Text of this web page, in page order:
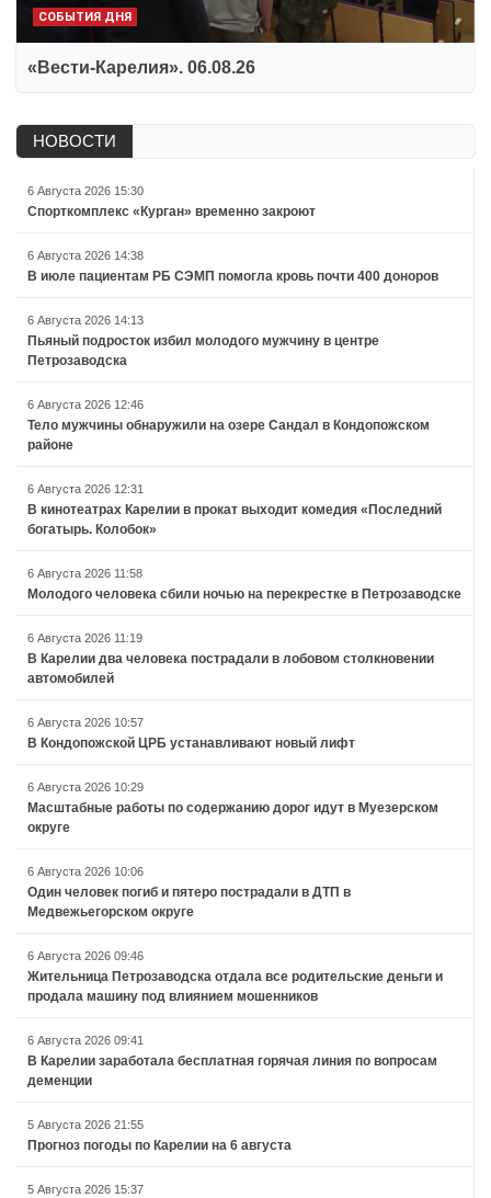
СОБЫТИЯ ДНЯ
«Вести-Карелия». 06.08.26
НОВОСТИ
6 Августа 2026 15:30
Спорткомплекс «Курган» временно закроют
6 Августа 2026 14:38
В июле пациентам РБ СЭМП помогла кровь почти 400 доноров
6 Августа 2026 14:13
Пьяный подросток избил молодого мужчину в центре
Петрозаводска
6 Августа 2026 12:46
Тело мужчины обнаружили на озере Сандал в Кондопожском
районе
6 Августа 2026 12:31
В кинотеатрах Карелии в прокат выходит комедия «Последний
богатырь. Колобок»
6 Августа 2026 11:58
Молодого человека сбили ночью на перекрестке в Петрозаводске
6 Августа 2026 11:19
В Карелии два человека пострадали в лобовом столкновении
автомобилей
6 Августа 2026 10:57
В Кондопожской ЦРБ устанавливают новый лифт
6 Августа 2026 10:29
Масштабные работы по содержанию дорог идут в Муезерском
округе
6 Августа 2026 10:06
Один человек погиб и пятеро пострадали в ДТП в
Медвежьегорском округе
6 Августа 2026 09:46
Жительница Петрозаводска отдала все родительские деньги и
продала машину под влиянием мошенников
6 Августа 2026 09:41
В Карелии заработала бесплатная горячая линия по вопросам
деменции
5 Августа 2026 21:55
Прогноз погоды по Карелии на 6 августа
5 Августа 2026 15:37